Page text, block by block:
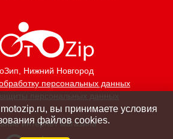
, Нижний Новгород
персональных данных
персональных данных
интернет магазина
вы принимаете условия
файлов cookies.